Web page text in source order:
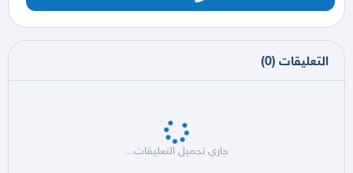
التعليقات (
0
)
جاري تحميل التعليقات...